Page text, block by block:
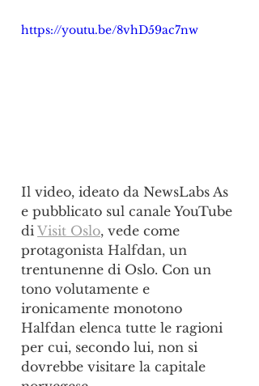
https://youtu.be/8vhD59ac7nw
Il video, ideato da NewsLabs As
e pubblicato sul canale YouTube
di Visit Oslo, vede come
protagonista Halfdan, un
trentunenne di Oslo. Con un
tono volutamente e
ironicamente monotono
Halfdan elenca tutte le ragioni
per cui, secondo lui, non si
dovrebbe visitare la capitale